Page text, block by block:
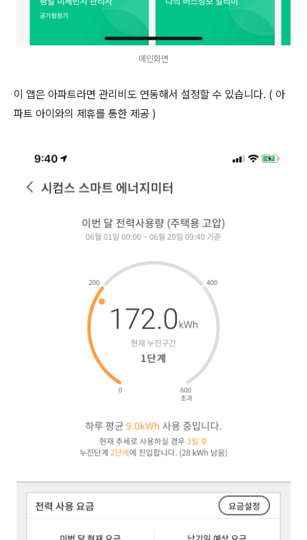
메인화면
이 앱은 아파트라면 관리비도 연동해서 설정할 수 있습니다. ( 아
파트 아이와의 제휴를 통한 제공 )